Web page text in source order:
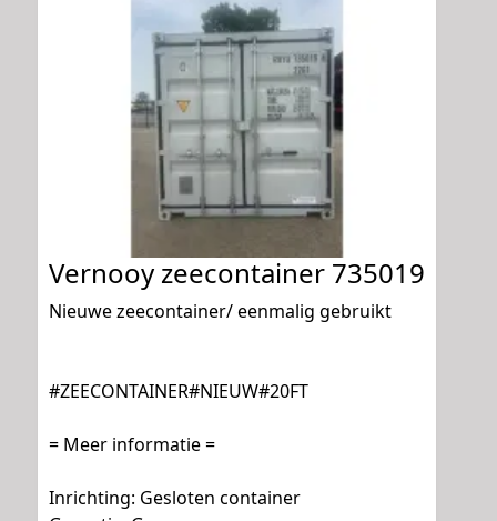
Vernooy zeecontainer 735019
Nieuwe zeecontainer/ eenmalig gebruikt
#ZEECONTAINER#NIEUW#20FT
= Meer informatie =
Inrichting: Gesloten container